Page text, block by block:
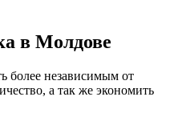
в Молдове
более независимым от
а так же экономить